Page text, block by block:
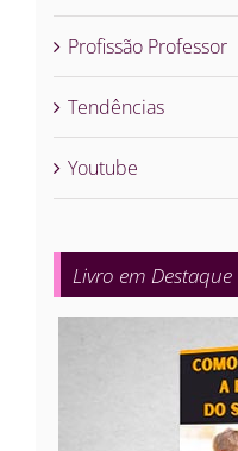
Profissão Professor
Tendências
Youtube
Livro em Destaque